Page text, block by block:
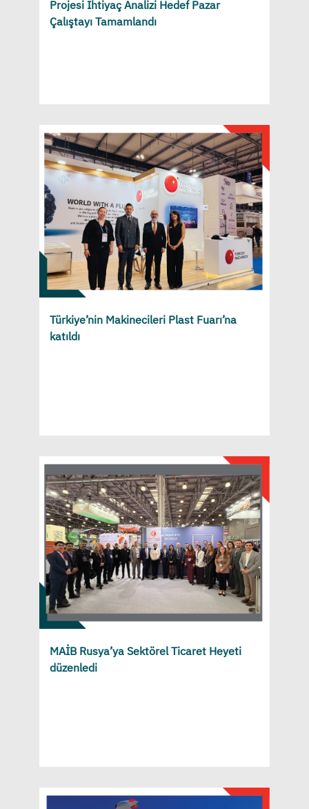
Projesi İhtiyaç Analizi Hedef Pazar
Çalıştayı Tamamlandı
Türkiye’nin Makinecileri Plast Fuarı’na
katıldı
MAİB Rusya’ya Sektörel Ticaret Heyeti
düzenledi